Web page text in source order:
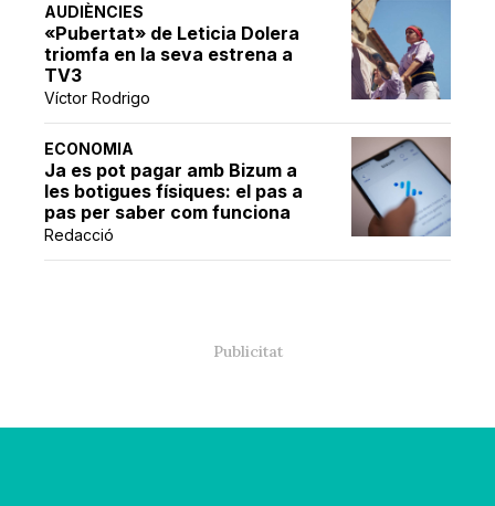
AUDIÈNCIES
«Pubertat» de Leticia Dolera
triomfa en la seva estrena a
TV3
Víctor Rodrigo
ECONOMIA
Ja es pot pagar amb Bizum a
les botigues físiques: el pas a
pas per saber com funciona
Redacció